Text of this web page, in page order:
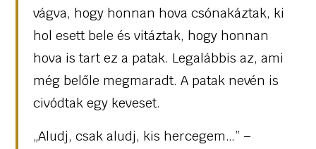
vágva, hogy honnan hova csónakáztak, ki
hol esett bele és vitáztak, hogy honnan
hova is tart ez a patak. Legalábbis az, ami
még belőle megmaradt. A patak nevén is
civódtak egy keveset.
„Aludj, csak aludj, kis hercegem…” –